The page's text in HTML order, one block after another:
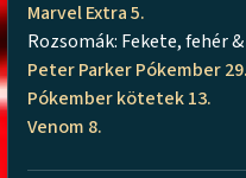
Marvel Extra 5.
Rozsomák: Fekete, fehér &
Peter Parker Pókember 29.
Pókember kötetek 13.
Venom 8.